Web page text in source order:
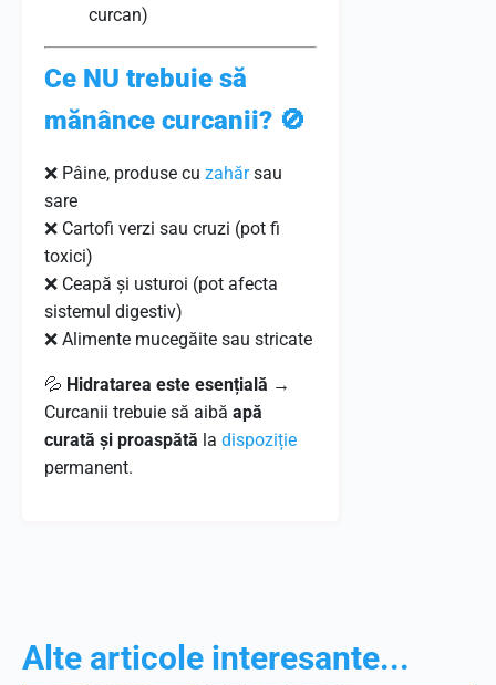
curcan)
Ce NU trebuie să
mănânce curcanii? 🚫
❌ Pâine, produse cu zahărsau
sare
❌ Cartofi verzi sau cruzi (pot fi
toxici)
❌ Ceapă și usturoi (pot afecta
sistemul digestiv)
❌ Alimente mucegăite sau stricate
💦 Hidratarea este esențială →
Curcanii trebuie să aibă apă
curată și proaspătă la dispoziție
permanent.
Alte articole interesante...